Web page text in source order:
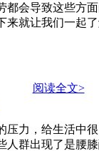
都会导致这些方
来就让我们一起
阅读全文>
压力，给生活中
人群出现了是腰